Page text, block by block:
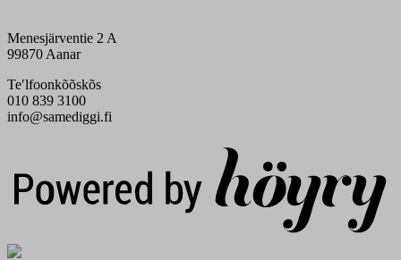
Menesjärventie 2 A
99870 Aanar
Teʹlfoonkõõskõs
010 839 3100
info@samediggi.fi